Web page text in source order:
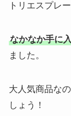
トリエスプレー
なかなか手に
ました。
大人気商品な
しょう！